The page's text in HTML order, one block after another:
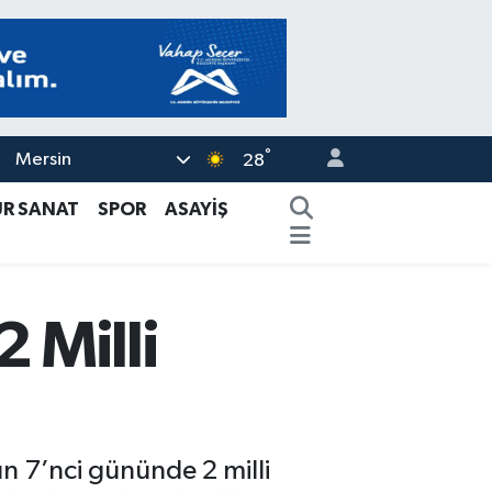
Mersin 28°
SANAT SPOR
ASAYİŞ
Milli
7’nci gününde 2 milli